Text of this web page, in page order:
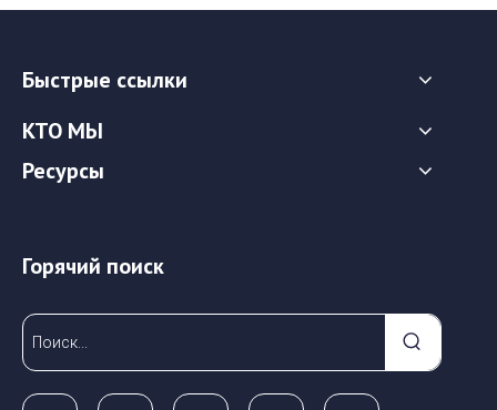
Быстрые ссылки
КТО МЫ
Ресурсы
Горячий поиск